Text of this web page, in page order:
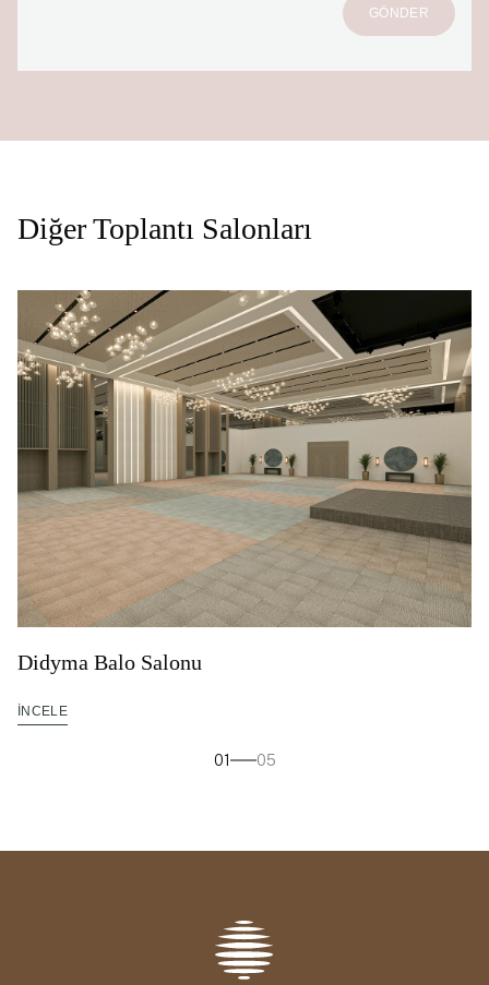
GÖNDER
Diğer Toplantı Salonları
Didyma Balo Salonu
İNCELE
01 05